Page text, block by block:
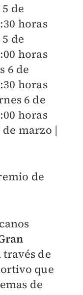
de
horas
de
horas
6 de
horas
6 de
horas
de marzo |
de
través de
que
de